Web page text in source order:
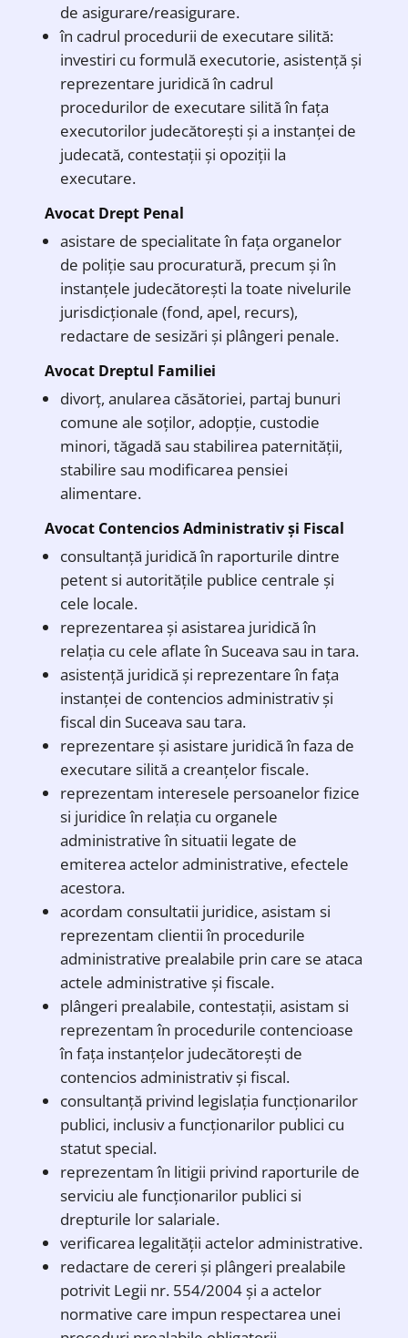
de asigurare/reasigurare.
în cadrul procedurii de executare silită:
investiri cu formulă executorie, asistență și
reprezentare juridică în cadrul
procedurilor de executare silită în fața
executorilor judecătorești și a instanței de
judecată, contestații și opoziții la
executare.
Avocat Drept Penal
asistare de specialitate în fața organelor
de poliție sau procuratură, precum și în
instanțele judecătorești la toate nivelurile
jurisdicționale (fond, apel, recurs),
redactare de sesizări și plângeri penale.
Avocat Dreptul Familiei
divorț, anularea căsătoriei, partaj bunuri
comune ale soților, adopție, custodie
minori, tăgadă sau stabilirea paternității,
stabilire sau modificarea pensiei
alimentare.
Avocat Contencios Administrativ și Fiscal
consultanţă juridică în raporturile dintre
petent si autorităţile publice centrale şi
cele locale.
reprezentarea şi asistarea juridică în
relaţia cu cele aflate în Suceava sau in tara.
asistenţă juridică şi reprezentare în faţa
instanţei de contencios administrativ şi
fiscal din Suceava sau tara.
reprezentare şi asistare juridică în faza de
executare silită a creanţelor fiscale.
reprezentam interesele persoanelor fizice
si juridice în relația cu organele
administrative în situatii legate de
emiterea actelor administrative, efectele
acestora.
acordam consultatii juridice, asistam si
reprezentam clientii în procedurile
administrative prealabile prin care se ataca
actele administrative și fiscale.
plângeri prealabile, contestații, asistam si
reprezentam în procedurile contencioase
în fața instanțelor judecătorești de
contencios administrativ și fiscal.
consultanță privind legislația funcționarilor
publici, inclusiv a funcționarilor publici cu
statut special.
reprezentam în litigii privind raporturile de
serviciu ale funcționarilor publici si
drepturile lor salariale.
verificarea legalității actelor administrative.
redactare de cereri și plângeri prealabile
potrivit Legii nr. 554/2004 și a actelor
normative care impun respectarea unei